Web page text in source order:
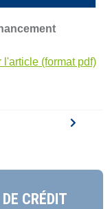
l'article (format pdf)
CRÉDIT